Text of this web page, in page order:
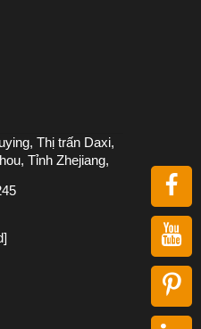
Thị trấn Daxi,
Tỉnh Zhejiang,